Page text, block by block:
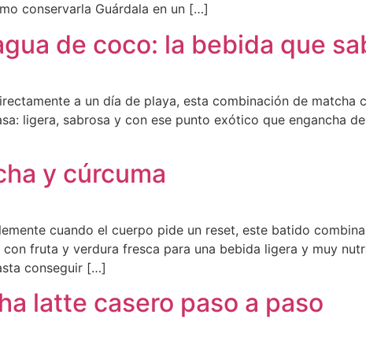
conservarla Guárdala en un […]
de coco: la bebida que
a un día de playa, esta combinación de matcha
ligera, sabrosa y con ese punto exótico que engancha
y cúrcuma
cuando el cuerpo pide un reset, este batido
fruta y verdura fresca para una bebida ligera y muy
conseguir […]
latte casero paso a paso